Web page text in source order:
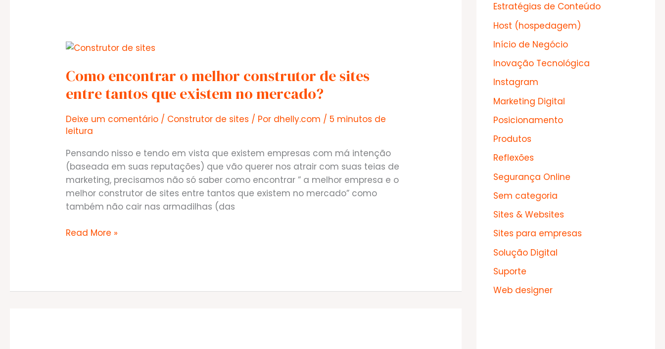
Como encontrar o melhor construtor de sites
entre tantos que existem no mercado?
Deixe um comentário / Construtor de sites / Por dhelly.com /5 minutos de
leitura
Pensando nisso e tendo em vista que existem empresas com má intenção
(baseada em suas reputações) que vão querer nos atrair com suas teias de
marketing, precisamos não só saber como encontrar ” a melhor empresa e o
melhor construtor de sites entre tantos que existem no mercado” como
também não cair nas armadilhas (das
Como
Read More »
Estratégias de Conteúdo
Host (hospedagem)
Início de Negócio
Inovação Tecnológica
Instagram
Marketing Digital
Posicionamento
Produtos
Reflexões
Segurança Online
Sem categoria
Sites & Websites
Sites para empresas
Solução Digital
Suporte
Web designer